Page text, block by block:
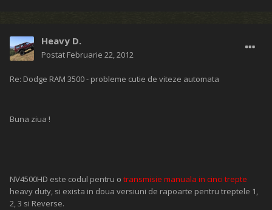
Heavy D.
Postat Februarie 22, 2012
Re: Dodge RAM 3500 - probleme cutie de viteze automata
Buna ziua !
NV4500HD este codul pentru o transmisie manuala in cinci trepte
heavy duty, si exista in doua versiuni de rapoarte pentru treptele 1,
2, 3 si Reverse.